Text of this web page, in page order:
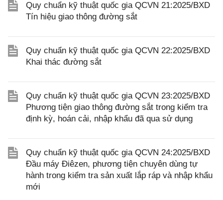
Quy chuẩn kỹ thuật quốc gia QCVN 21:2025/BXD
Tín hiệu giao thông đường sắt
Quy chuẩn kỹ thuật quốc gia QCVN 22:2025/BXD
Khai thác đường sắt
Quy chuẩn kỹ thuật quốc gia QCVN 23:2025/BXD
Phương tiện giao thông đường sắt trong kiểm tra
định kỳ, hoán cải, nhập khẩu đã qua sử dụng
Quy chuẩn kỹ thuật quốc gia QCVN 24:2025/BXD
Đầu máy Điêzen, phương tiện chuyên dùng tự
hành trong kiểm tra sản xuất lắp ráp và nhập khẩu
mới